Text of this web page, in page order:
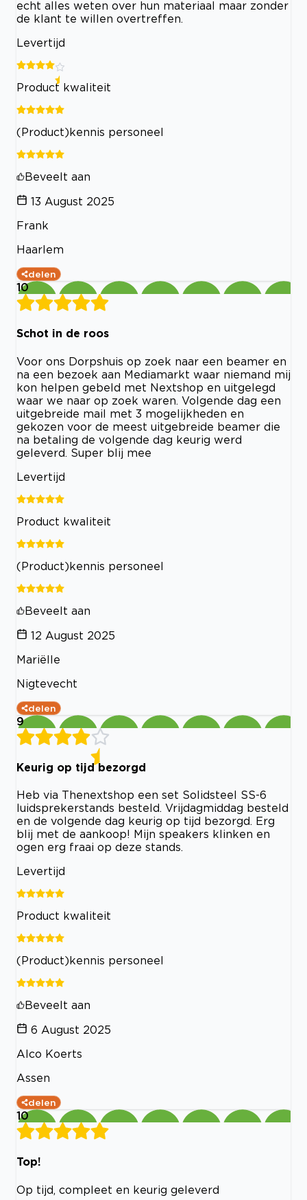
echt alles weten over hun materiaal maar zonder
de klant te willen overtreffen.
Levertijd
Product kwaliteit
(Product)kennis personeel
Beveelt aan
13 August 2025
Frank
Haarlem
delen
10
Schot in de roos
Voor ons Dorpshuis op zoek naar een beamer en
na een bezoek aan Mediamarkt waar niemand mij
kon helpen gebeld met Nextshop en uitgelegd
waar we naar op zoek waren. Volgende dag een
uitgebreide mail met 3 mogelijkheden en
gekozen voor de meest uitgebreide beamer die
na betaling de volgende dag keurig werd
geleverd. Super blij mee
Levertijd
Product kwaliteit
(Product)kennis personeel
Beveelt aan
12 August 2025
Mariëlle
Nigtevecht
delen
9
Keurig op tijd bezorgd
Heb via Thenextshop een set Solidsteel SS-6
luidsprekerstands besteld. Vrijdagmiddag besteld
en de volgende dag keurig op tijd bezorgd. Erg
blij met de aankoop! Mijn speakers klinken en
ogen erg fraai op deze stands.
Levertijd
Product kwaliteit
(Product)kennis personeel
Beveelt aan
6 August 2025
Alco Koerts
Assen
delen
10
Top!
Op tijd, compleet en keurig geleverd